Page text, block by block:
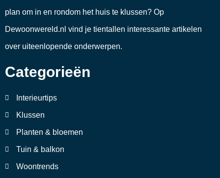
plan om in en rondom het huis te klussen? Op
Dewoonwereld.nl vind je tientallen interessante artikelen
over uiteenlopende onderwerpen.
Categorieën
Interieurtips
Klussen
Planten & bloemen
Tuin & balkon
Woontrends